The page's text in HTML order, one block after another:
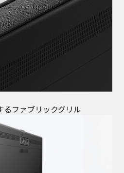
るファブリックグリル